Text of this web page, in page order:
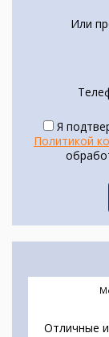
Или
Я
Политикой
Отличные